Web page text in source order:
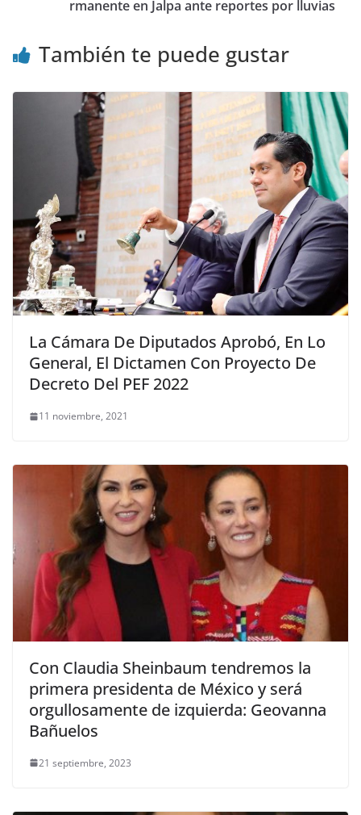
rmanente en Jalpa ante reportes por lluvias
También te puede gustar
La Cámara De Diputados Aprobó, En Lo
General, El Dictamen Con Proyecto De
Decreto Del PEF 2022
11 noviembre, 2021
Con Claudia Sheinbaum tendremos la
primera presidenta de México y será
orgullosamente de izquierda: Geovanna
Bañuelos
21 septiembre, 2023